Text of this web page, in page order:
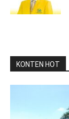
KONTEN HOT